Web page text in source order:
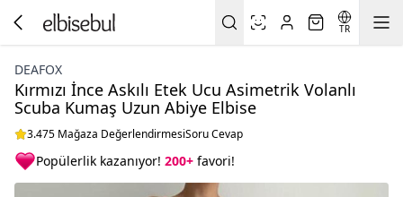
TR
DEAFOX
Kırmızı İnce Askılı Etek Ucu Asimetrik Volanlı
Scuba Kumaş Uzun Abiye Elbise
3.475 Mağaza DeğerlendirmesiSoru Cevap
Popülerlik kazanıyor! 200+ favori!